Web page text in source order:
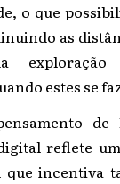
o que
as
exploração
estes se
de
reflete
que incentiva